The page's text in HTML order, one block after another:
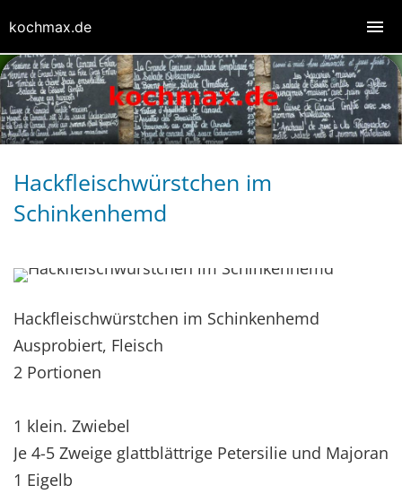
Hackfleischwürstchen im
Schinkenhemd
Hackfleischwürstchen im Schinkenhemd
Ausprobiert, Fleisch
2 Portionen
1 klein. Zwiebel
Je 4-5 Zweige glattblättrige Petersilie und Majoran
1 Eigelb
kochmax.de